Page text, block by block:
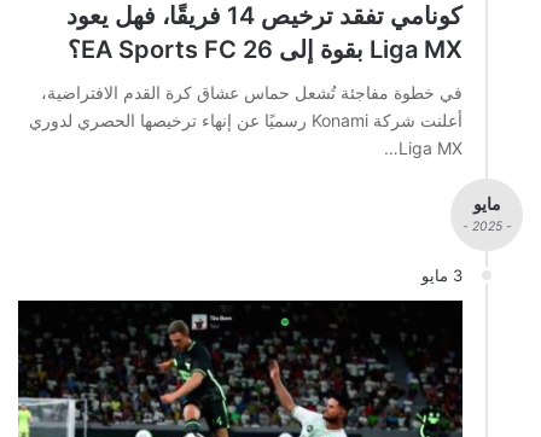
كونامي تفقد ترخيص 14 فريقًا، فهل يعود
Liga MX بقوة إلى EA Sports FC 26؟
في خطوة مفاجئة تُشعل حماس عشاق كرة القدم الافتراضية،
أعلنت شركة Konami رسميًا عن إنهاء ترخيصها الحصري لدوري
Liga MX…
مايو
- 2025 -
3 مايو